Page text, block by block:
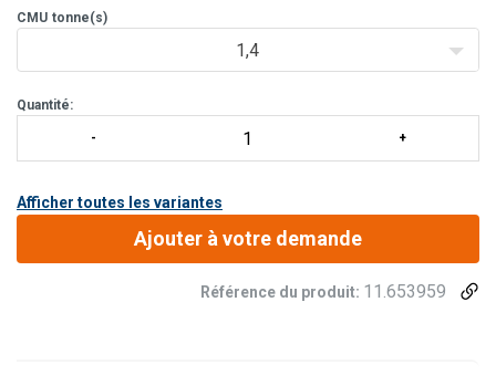
CMU tonne(s)
1,4
Quantité:
Afficher toutes les variantes
Ajouter à votre demande
Référence du produit: 11.653959